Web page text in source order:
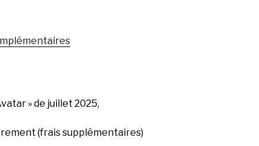
» de juillet 2025,
(frais supplémentaires)